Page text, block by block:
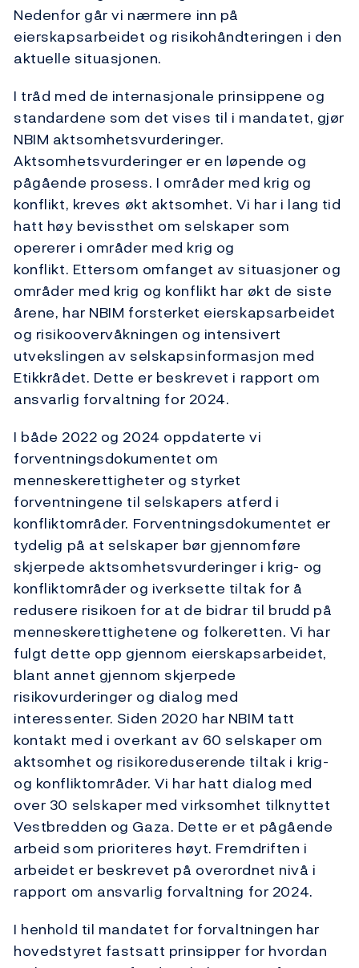
Nedenfor går vi nærmere inn på
eierskapsarbeidet og risikohåndteringen i den
aktuelle situasjonen.
I tråd med de internasjonale prinsippene og
standardene som det vises til i mandatet, gjør
NBIM aktsomhetsvurderinger.
Aktsomhetsvurderinger er en løpende og
pågående prosess. I områder med krig og
konflikt, kreves økt aktsomhet. Vi har i lang tid
hatt høy bevissthet om selskaper som
opererer i områder med krig og
konflikt. Ettersom omfanget av situasjoner og
områder med krig og konflikt har økt de siste
årene, har NBIM forsterket eierskapsarbeidet
og risikoovervåkningen og intensivert
utvekslingen av selskapsinformasjon med
Etikkrådet. Dette er beskrevet i rapport om
ansvarlig forvaltning for 2024.
I både 2022 og 2024 oppdaterte vi
forventningsdokumentet om
menneskerettigheter og styrket
forventningene til selskapers atferd i
konfliktområder. Forventningsdokumentet er
tydelig på at selskaper bør gjennomføre
skjerpede aktsomhetsvurderinger i krig- og
konfliktområder og iverksette tiltak for å
redusere risikoen for at de bidrar til brudd på
menneskerettighetene og folkeretten. Vi har
fulgt dette opp gjennom eierskapsarbeidet,
blant annet gjennom skjerpede
risikovurderinger og dialog med
interessenter. Siden 2020 har NBIM tatt
kontakt med i overkant av 60 selskaper om
aktsomhet og risikoreduserende tiltak i krig-
og konfliktområder. Vi har hatt dialog med
over 30 selskaper med virksomhet tilknyttet
Vestbredden og Gaza. Dette er et pågående
arbeid som prioriteres høyt. Fremdriften i
arbeidet er beskrevet på overordnet nivå i
rapport om ansvarlig forvaltning for 2024.
I henhold til mandatet for forvaltningen har
hovedstyret fastsatt prinsipper for hvordan